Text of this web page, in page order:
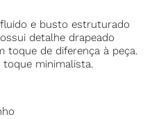
e busto estruturado
detalhe drapeado
toque de diferença à peça.
minimalista.